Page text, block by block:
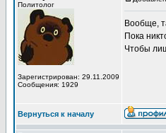
Политолог
Зарегистрирован: 29.11.2009
Сообщения: 1929
Вообще,
Пока
Чтобы
Вернуться к началу